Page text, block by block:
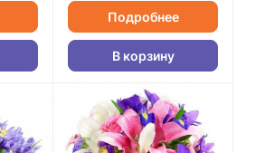
Подробнее
В корзину